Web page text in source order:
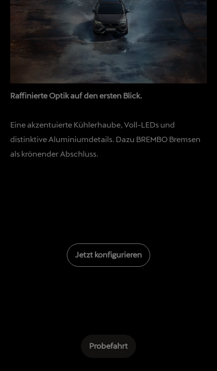
Raffinierte Optik auf den ersten Blick.
Eine akzentuierte Kühlerhaube, Voll-LEDs und
distinktive Aluminiumdetails. Dazu BREMBO Bremsen
als krönender Abschluss.
Jetzt konfigurieren
Probefahrt